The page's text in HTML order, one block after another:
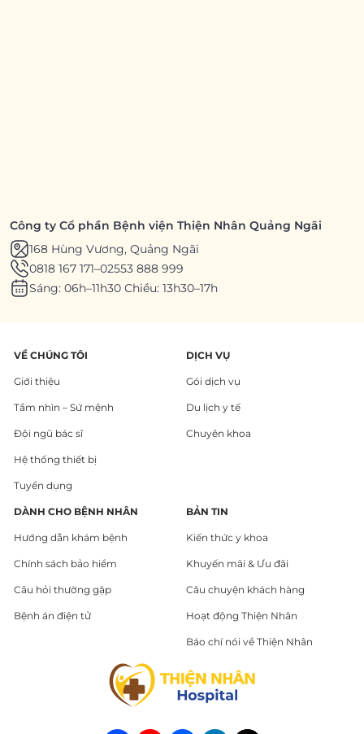
Công ty Cổ phần Bệnh viện Thiện Nhân Quảng Ngãi
168 Hùng Vương, Quảng Ngãi
0818 167 171–02553 888 999
Sáng: 06h–11h30 Chiều: 13h30–17h
VỀ CHÚNG TÔI
Giới thiệu
Tầm nhìn – Sứ mệnh
Đội ngũ bác sĩ
Hệ thống thiết bị
Tuyển dụng
DỊCH VỤ
Gói dịch vụ
Du lịch y tế
Chuyên khoa
DÀNH CHO BỆNH NHÂN
Hướng dẫn khám bệnh
Chính sách bảo hiểm
Câu hỏi thường gặp
Bệnh án điện tử
BẢN TIN
Kiến thức y khoa
Khuyến mãi & Ưu đãi
Câu chuyện khách hàng
Hoạt động Thiện Nhân
Báo chí nói về Thiện Nhân